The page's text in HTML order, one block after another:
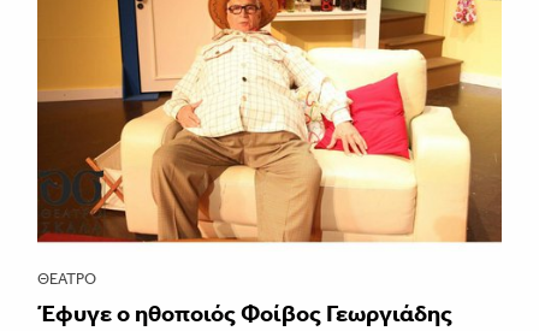
ΘΈΑΤΡΟ
Έφυγε ο ηθοποιός Φοίβος Γεωργιάδης